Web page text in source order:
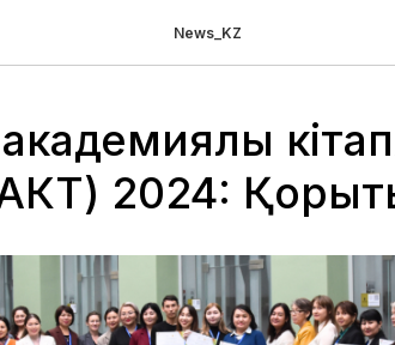
News_KZ
2024: